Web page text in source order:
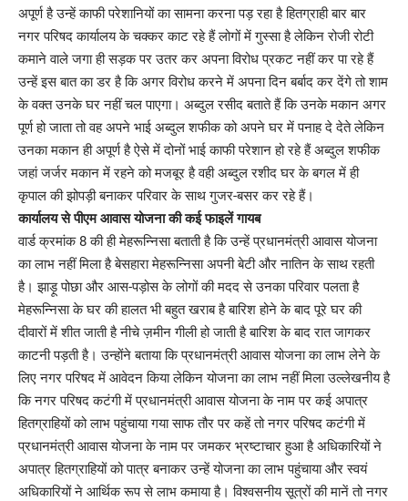
अपूर्ण है उन्हें काफी परेशानियों का सामना करना पड़ रहा है हितग्राही बार बार
नगर परिषद कार्यालय के चक्कर काट रहे हैं लोगों में गुस्सा है लेकिन रोजी रोटी
कमाने वाले जगा ही सड़क पर उतर कर अपना विरोध प्रकट नहीं कर पा रहे हैं
उन्हें इस बात का डर है कि अगर विरोध करने में अपना दिन बर्बाद कर देंगे तो शाम
के वक्त उनके घर नहीं चल पाएगा। अब्दुल रसीद बताते हैं कि उनके मकान अगर
पूर्ण हो जाता तो वह अपने भाई अब्दुल शफीक को अपने घर में पनाह दे देते लेकिन
उनका मकान ही अपूर्ण है ऐसे में दोनों भाई काफी परेशान हो रहे हैं अब्दुल शफीक
जहां जर्जर मकान में रहने को मजबूर है वही अब्दुल रशीद घर के बगल में ही
कृपाल की झोपड़ी बनाकर परिवार के साथ गुजर-बसर कर रहे हैं।
कार्यालय से पीएम आवास योजना की कई फाइलें गायब
वार्ड क्रमांक 8 की ही मेहरून्निसा बताती है कि उन्हें प्रधानमंत्री आवास योजना
का लाभ नहीं मिला है बेसहारा मेहरून्निसा अपनी बेटी और नातिन के साथ रहती
है। झाड़ू पोछा और आस-पड़ोस के लोगों की मदद से उनका परिवार पलता है
मेहरून्निसा के घर की हालत भी बहुत खराब है बारिश होने के बाद पूरे घर की
दीवारों में शीत जाती है नीचे ज़मीन गीली हो जाती है बारिश के बाद रात जागकर
काटनी पड़ती है। उन्होंने बताया कि प्रधानमंत्री आवास योजना का लाभ लेने के
लिए नगर परिषद में आवेदन किया लेकिन योजना का लाभ नहीं मिला उल्लेखनीय है
कि नगर परिषद कटंगी में प्रधानमंत्री आवास योजना के नाम पर कई अपात्र
हितग्राहियों को लाभ पहुंचाया गया साफ तौर पर कहें तो नगर परिषद कटंगी में
प्रधानमंत्री आवास योजना के नाम पर जमकर भ्रष्टाचार हुआ है अधिकारियों ने
अपात्र हितग्राहियों को पात्र बनाकर उन्हें योजना का लाभ पहुंचाया और स्वयं
अधिकारियों ने आर्थिक रूप से लाभ कमाया है। विश्वसनीय सूत्रों की मानें तो नगर